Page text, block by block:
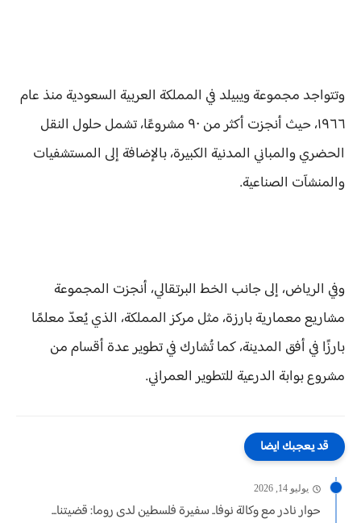
وتتواجد مجموعة ويبيلد في المملكة العربية السعودية منذ عام
١٩٦٦، حيث أنجزت أكثر من ٩٠ مشروعًا، تشمل حلول النقل
الحضري والمباني المدنية الكبيرة، بالإضافة إلى المستشفيات
والمنشآت الصناعية.
وفي الرياض، إلى جانب الخط البرتقالي، أنجزت المجموعة
مشاريع معمارية بارزة، مثل مركز المملكة، الذي يُعدّ معلمًا
بارزًا في أفق المدينة، كما تُشارك في تطوير عدة أقسام من
مشروع بوابة الدرعية للتطوير العمراني.
قد يعجبك ايضا
يوليو 14, 2026
حوار نادر مع وكالة نوفا.. سفيرة فلسطين لدى روما: قضيتنا...